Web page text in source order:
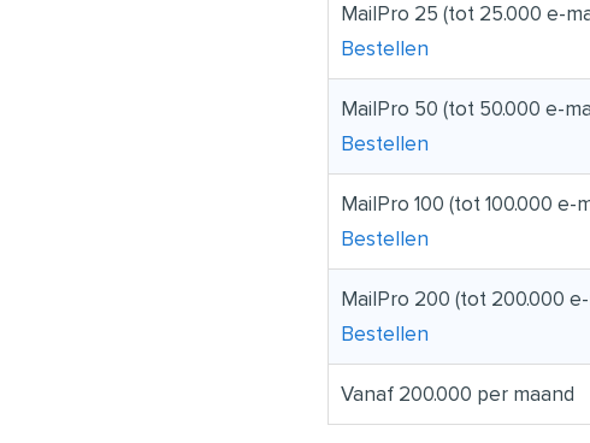
MailPro 25 (tot 25.000 e-
Bestellen
MailPro 50 (tot 50.000 e-
Bestellen
MailPro 100 (tot 100.000 e-
Bestellen
MailPro 200 (tot 200.000
Bestellen
Vanaf 200.000 per maand